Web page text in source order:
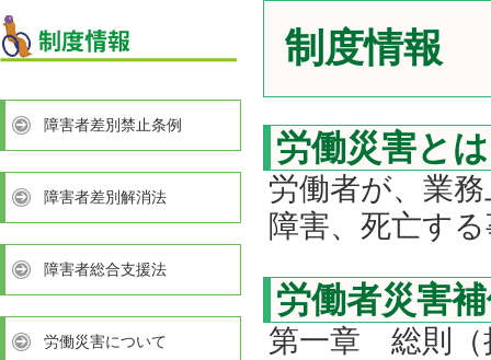
制度情報
労働災害とは
労働者が、業
障害、死亡す
労働者災害
第一章 総則（
障害者差別禁止条例
障害者差別解消法
障害者総合支援法
労働災害について